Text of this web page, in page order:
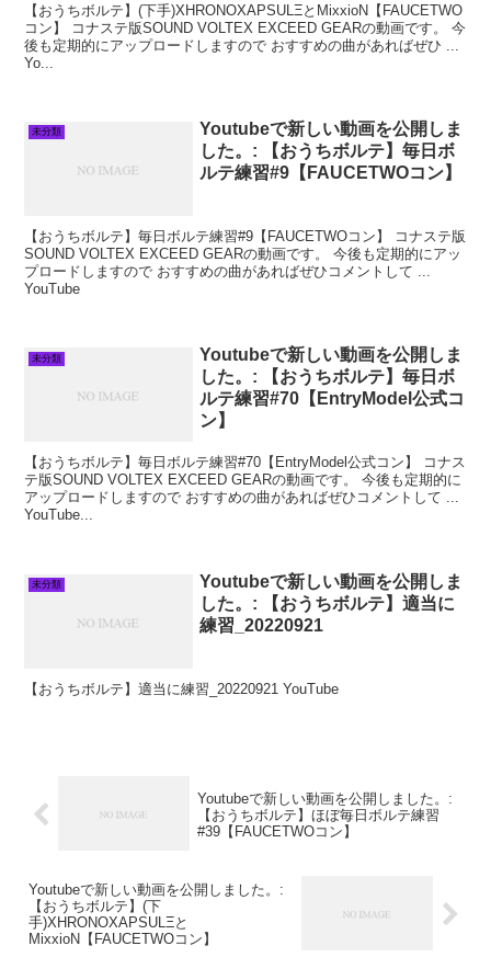
【おうちボルテ】(下手)XHRONOXAPSULΞとMixxioN【FAUCETWO
コン】 コナステ版SOUND VOLTEX EXCEED GEARの動画です。 今
後も定期的にアップロードしますので おすすめの曲があればぜひ ...
Yo...
未分類
Youtubeで新しい動画を公開しま
した。: 【おうちボルテ】毎日ボ
ルテ練習#9【FAUCETWOコン】
【おうちボルテ】毎日ボルテ練習#9【FAUCETWOコン】 コナステ版
SOUND VOLTEX EXCEED GEARの動画です。 今後も定期的にアッ
プロードしますので おすすめの曲があればぜひコメントして ...
YouTube
未分類
Youtubeで新しい動画を公開しま
した。: 【おうちボルテ】毎日ボ
ルテ練習#70【EntryModel公式コ
ン】
【おうちボルテ】毎日ボルテ練習#70【EntryModel公式コン】 コナス
テ版SOUND VOLTEX EXCEED GEARの動画です。 今後も定期的に
アップロードしますので おすすめの曲があればぜひコメントして ...
YouTube...
未分類
Youtubeで新しい動画を公開しま
した。: 【おうちボルテ】適当に
練習_20220921
【おうちボルテ】適当に練習_20220921 YouTube
Youtubeで新しい動画を公開しました。:
【おうちボルテ】ほぼ毎日ボルテ練習
#39【FAUCETWOコン】
Youtubeで新しい動画を公開しました。:
【おうちボルテ】(下
手)XHRONOXAPSULΞと
MixxioN【FAUCETWOコン】